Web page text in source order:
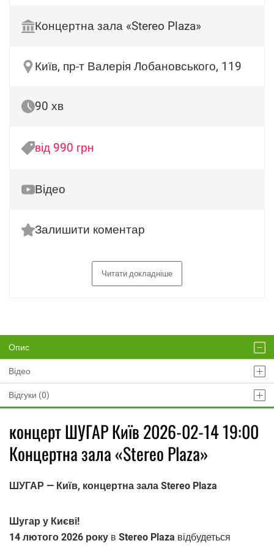
Концертна зала «Stereo Plaza»
Київ, пр-т Валерія Лобановського, 119
90 хв
від 990 грн
Відео
Залишити коментар
Читати докладніше
Опис
Відео
Відгуки (0)
концерт ШУГАР Київ 2026-02-14 19:00
Концертна зала «Stereo Plaza»
ШУГАР — Київ, концертна зала Stereo Plaza
Шугар у Києві!
14 лютого 2026 року в Stereo Plaza відбудеться